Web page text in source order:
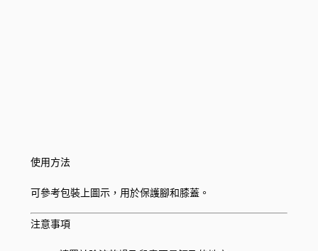
使用方法
可參考包裝上圖示，用於保護腳和膝蓋。
注意事項